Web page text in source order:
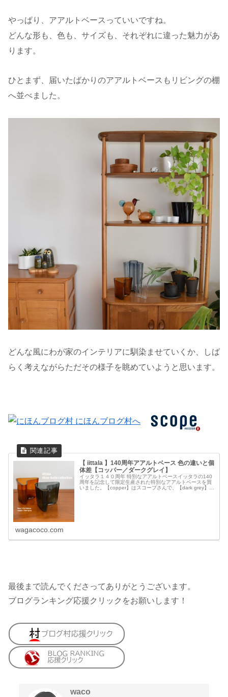
やっぱり、アアルトベースっていいですね。
どんな形も、色も、サイズも、それぞれに違った魅力があ
ります。
ひとまず、届いたばかりのアアルトベースもリビングの棚
へ並べました。
どんな風にわが家のインテリアに馴染ませていくか、しば
らく考えながらただその様子を眺めていようと思います。
【 iittala 】140周年アアルトベース 色の違いと個
体差【コッパー／ダークグレイ】
イッタラ１４０周年 特別なアアルトベースイッタラの140
周年を記念して限定生産された特別なアアルトベースを買
いました。【copper】はスコープさんで、【dark grey】は
wagacoco.com
最後まで読んでくださってありがとうございます。
ブログランキング応援クリックをお願いします！
waco